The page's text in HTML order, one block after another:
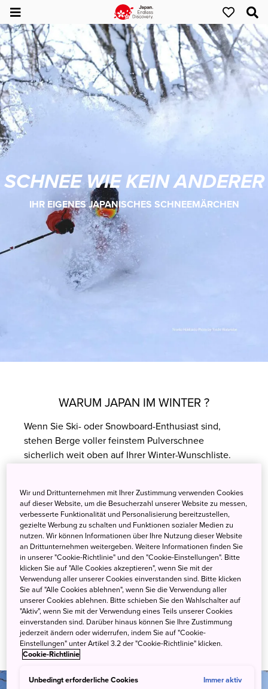
SCHNEE WIE KEIN ANDERER
IHR EIGENES JAPANISCHES SCHNEEMÄRCHEN
WARUM JAPAN IM WINTER ?
Wenn Sie Ski- oder Snowboard-Enthusiast sind,
stehen Berge voller feinstem Pulverschnee
sicherlich weit oben auf Ihrer Winter-Wunschliste.
bieten. Japan hat beides – Schnee und Unterkünfte
– in höchster Qualität und...
Mehr Infos
Wir und Drittunternehmen mit Ihrer Zustimmung verwenden Cookies
auf dieser Website, um die Besucherzahl unserer Website zu messen,
verbesserte Funktionalität und Personalisierung bereitzustellen,
gezielte Werbung zu schalten und Funktionen sozialer Medien zu
nutzen. Wir können Informationen über Ihre Nutzung dieser Website
an Drittunternehmen weitergeben. Weitere Informationen finden Sie
in unserer "Cookie-Richtlinie" und den "Cookie-Einstellungen". Bitte
klicken Sie auf "Alle Cookies akzeptieren", wenn Sie mit der
Verwendung aller unserer Cookies einverstanden sind. Bitte klicken
Sie auf "Alle Cookies ablehnen", wenn Sie die Verwendung aller
unserer Cookies ablehnen. Bitte schieben Sie den Wahlschalter auf
"Aktiv", wenn Sie mit der Verwendung eines Teils unserer Cookies
einverstanden sind. Darüber hinaus können Sie Ihre Zustimmung
jederzeit ändern oder widerrufen, indem Sie auf "Cookie-
Einstellungen" unter Artikel 3.2 der "Cookie-Richtlinie" klicken.
Cookie-Richtlinie
Unbedingt erforderliche Cookies Immer aktiv